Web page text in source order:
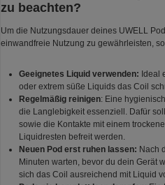
zu beachten?
Um die Nutzungsdauer deines UWELL
einwandfreie Nutzung zu gewährleisten,
Geeignetes Liquid verwenden: Ideal
oder extrem süße Liquids das Coil
Regelmäßig reinigen: Eine
die Langlebigkeit essenziell. Dafür
sowie die Kontakte mit einem
Liquidresten befreit werden.
Neuen Pod erst ruhen lassen: Nach
Minuten warten, bevor du dein Gerät
sich das Coil ausreichend mit Liquid